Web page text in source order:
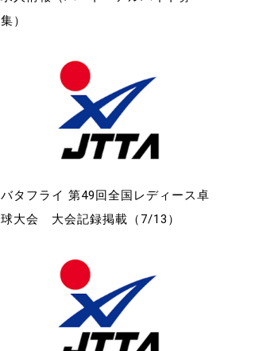
集）
バタフライ 第49回全国レディース卓
球大会 大会記録掲載（7/13）